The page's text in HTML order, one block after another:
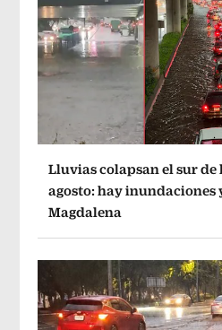
Lluvias colapsan el sur de
agosto: hay inundaciones
Magdalena